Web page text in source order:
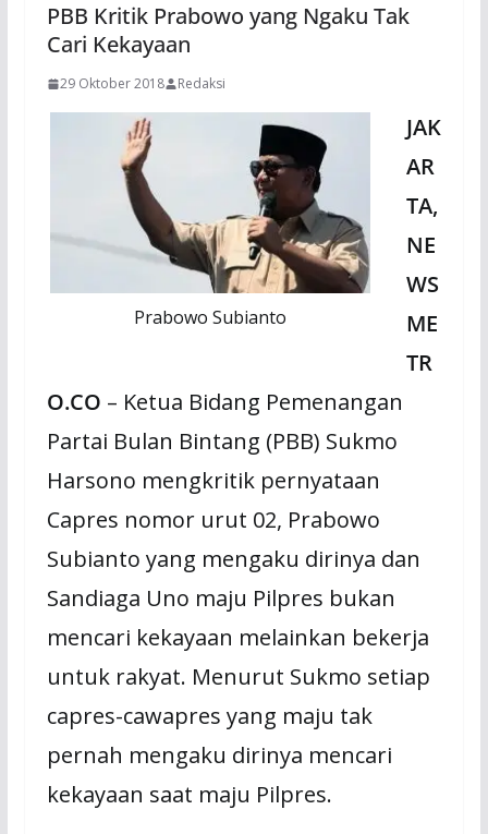
PBB Kritik Prabowo yang Ngaku Tak
Cari Kekayaan
29 Oktober 2018 Redaksi
Prabowo Subianto
JAK
AR
TA,
NE
WS
ME
TR
O.CO – Ketua Bidang Pemenangan
Partai Bulan Bintang (PBB) Sukmo
Harsono mengkritik pernyataan
Capres nomor urut 02, Prabowo
Subianto yang mengaku dirinya dan
Sandiaga Uno maju Pilpres bukan
mencari kekayaan melainkan bekerja
untuk rakyat. Menurut Sukmo setiap
capres-cawapres yang maju tak
pernah mengaku dirinya mencari
kekayaan saat maju Pilpres.